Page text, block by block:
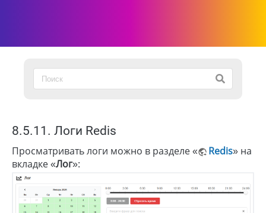
8.5.11. Логи Redis
Просматривать логи можно в разделе « Redis» на
вкладке «Лог»: